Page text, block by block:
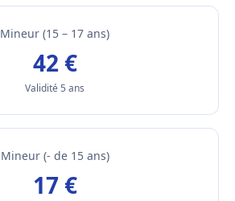
Mineur (15 – 17 ans)
42 €
Validité 5 ans
Mineur (- de 15 ans)
17 €